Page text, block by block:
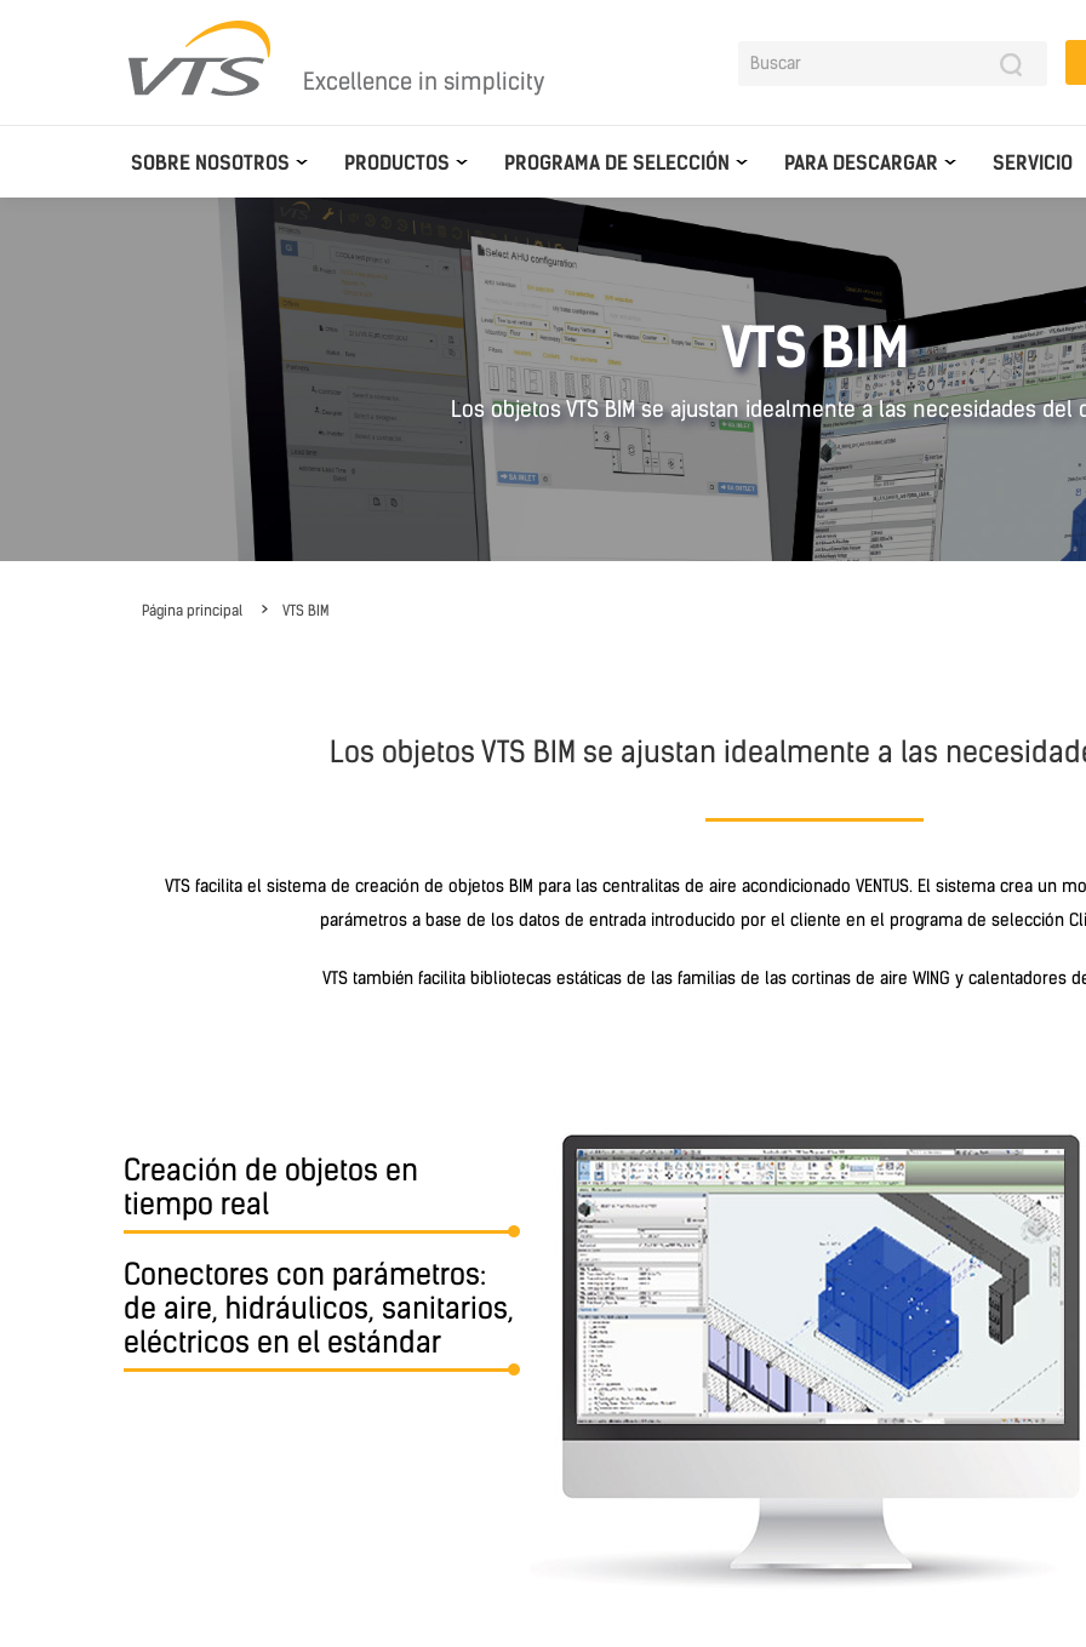
Excellence in simplicity
SOBRE NOSOTROS PRODUCTOS PROGRAMA DE SELECCIÓN PARA DESCARGAR SERVICIO
VTS BIM
Los objetos VTS BIM se ajustan idealmente a las necesidades del
Página principal VTS BIM
Los objetos VTS BIM se ajustan idealmente a las
VTS facilita el sistema de creación de objetos BIM para las centralitas de aire acondicionado VENTUS. El sistema crea un
parámetros a base de los datos de entrada introducido por el cliente en el programa de selección
VTS también facilita bibliotecas estáticas de las familias de las cortinas de aire WING y calentadores de
Creación de objetos en
tiempo real
Conectores con parámetros:
de aire, hidráulicos, sanitarios,
eléctricos en el estándar